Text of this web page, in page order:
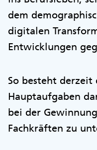
dem
digitalen
Entwicklungen
So besteht derzeit
Hauptaufgaben
bei der
Fachkräften zu